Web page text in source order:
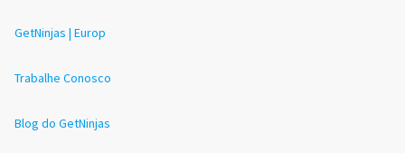
GetNinjas | Europ
Trabalhe Conosco
Blog do GetNinjas